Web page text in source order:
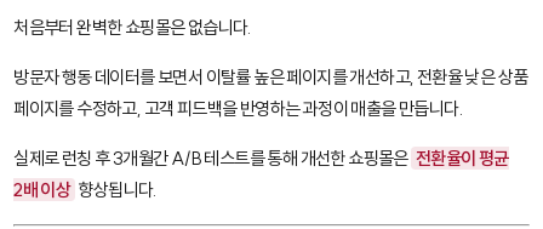
처음부터 완벽한 쇼핑몰은 없습니다.
방문자 행동 데이터를 보면서 이탈률 높은 페이지를 개선하고, 전환율 낮은 상품
페이지를 수정하고, 고객 피드백을 반영하는 과정이 매출을 만듭니다.
실제로 런칭 후 3개월간 A/B 테스트를 통해 개선한 쇼핑몰은 전환율이 평균
2배 이상 향상됩니다.